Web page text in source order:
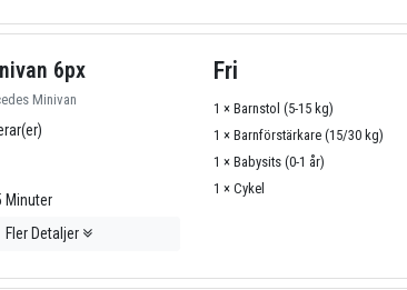
6px
Minivan
Minuter
Fler Detaljer
Fri
1 × Barnstol (5-15 kg)
1 × Barnförstärkare (15/30 kg)
1 × Babysits (0-1 år)
1 × Cykel